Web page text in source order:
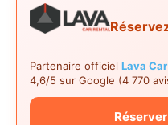
Partenaire officiel Lava
4,6/5 sur Google (4 770